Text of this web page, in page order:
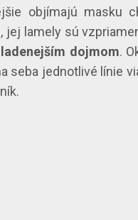
objímajú masku
jej lamely sú
dojmom.
seba jednotlivé línie